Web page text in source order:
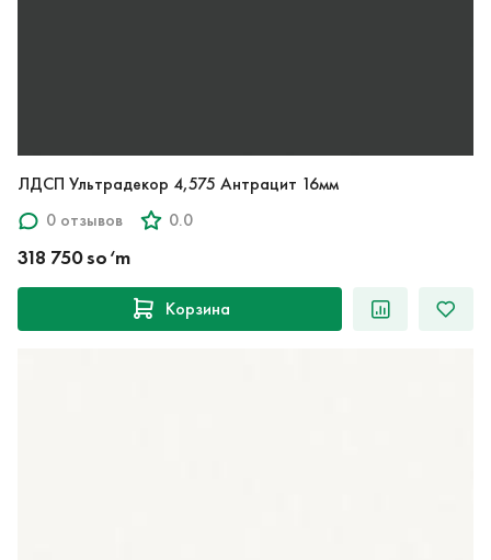
ЛДСП Ультрадекор 4,575 Антрацит 16мм
0 отзывов
0.0
318 750 so‘m
Корзина